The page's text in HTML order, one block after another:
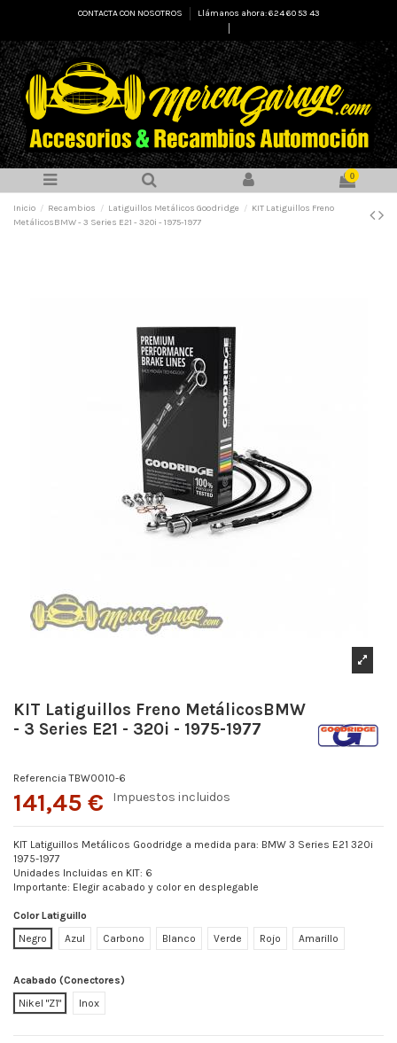
CONTACTA CON NOSOTROS
Llámanos ahora: 624 60 53 43
0
Inicio Recambios Latiguillos Metálicos Goodridge
KIT Latiguillos Freno
MetálicosBMW - 3 Series E21 - 320i - 1975-1977
KIT Latiguillos Freno MetálicosBMW
- 3 Series E21 - 320i - 1975-1977
Referencia TBW0010-6
141,45 € Impuestos incluidos
KIT Latiguillos Metálicos Goodridge a medida para: BMW 3 Series E21 320i
1975-1977
Unidades Incluidas en KIT: 6
Importante: Elegir acabado y color en desplegable
Color Latiguillo
Negro
Azul Carbono Blanco Verde Rojo Amarillo
Acabado (Conectores)
Nikel "Z1"
Inox